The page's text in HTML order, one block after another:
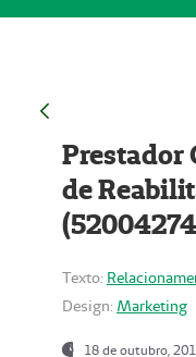
Prestador
de
Texto:
Design: Marketing
18 de outubro,